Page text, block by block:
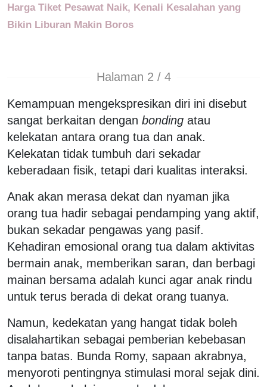
Harga Tiket Pesawat Naik, Kenali Kesalahan yang
Bikin Liburan Makin Boros
Halaman 2 / 4
Kemampuan mengekspresikan diri ini disebut
sangat berkaitan dengan bonding atau
kelekatan antara orang tua dan anak.
Kelekatan tidak tumbuh dari sekadar
keberadaan fisik, tetapi dari kualitas interaksi.
Anak akan merasa dekat dan nyaman jika
orang tua hadir sebagai pendamping yang aktif,
bukan sekadar pengawas yang pasif.
Kehadiran emosional orang tua dalam aktivitas
bermain anak, memberikan saran, dan berbagi
mainan bersama adalah kunci agar anak rindu
untuk terus berada di dekat orang tuanya.
Namun, kedekatan yang hangat tidak boleh
disalahartikan sebagai pemberian kebebasan
tanpa batas. Bunda Romy, sapaan akrabnya,
menyoroti pentingnya stimulasi moral sejak dini.